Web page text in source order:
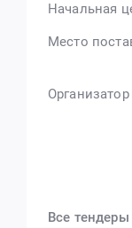
Начальная
Место
Все тендеры